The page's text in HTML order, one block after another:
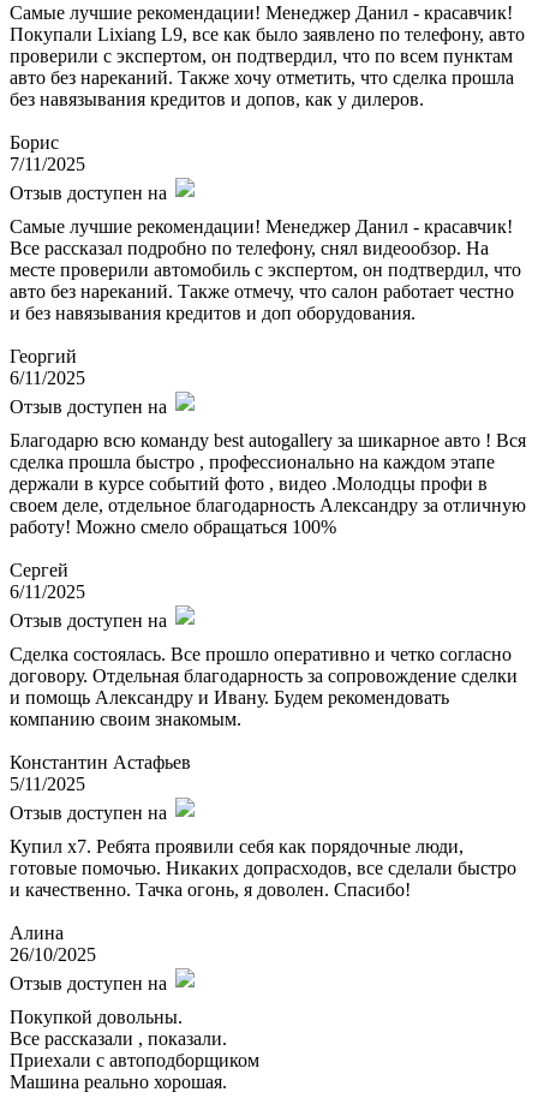
Самые лучшие рекомендации! Менеджер Данил - красавчик!
Покупали Lixiang L9, все как было заявлено по телефону, авто
проверили с экспертом, он подтвердил, что по всем пунктам
авто без нареканий. Также хочу отметить, что сделка прошла
без навязывания кредитов и допов, как у дилеров.
Борис
7/11/2025
Отзыв доступен на
Самые лучшие рекомендации! Менеджер Данил - красавчик!
Все рассказал подробно по телефону, снял видеообзор. На
месте проверили автомобиль с экспертом, он подтвердил, что
авто без нареканий. Также отмечу, что салон работает честно
и без навязывания кредитов и доп оборудования.
Георгий
6/11/2025
Отзыв доступен на
Благодарю всю команду best autogallery за шикарное авто ! Вся
сделка прошла быстро , профессионально на каждом этапе
держали в курсе событий фото , видео .Молодцы профи в
своем деле, отдельное благодарность Александру за отличную
работу! Можно смело обращаться 100%
Сергей
6/11/2025
Отзыв доступен на
Сделка состоялась. Все прошло оперативно и четко согласно
договору. Отдельная благодарность за сопровождение сделки
и помощь Александру и Ивану. Будем рекомендовать
компанию своим знакомым.
Константин Астафьев
5/11/2025
Отзыв доступен на
Купил х7. Ребята проявили себя как порядочные люди,
готовые помочью. Никаких допрасходов, все сделали быстро
и качественно. Тачка огонь, я доволен. Спасибо!
Алина
26/10/2025
Отзыв доступен на
Покупкой довольны.
Все рассказали , показали.
Приехали с автоподборщиком
Машина реально хорошая.